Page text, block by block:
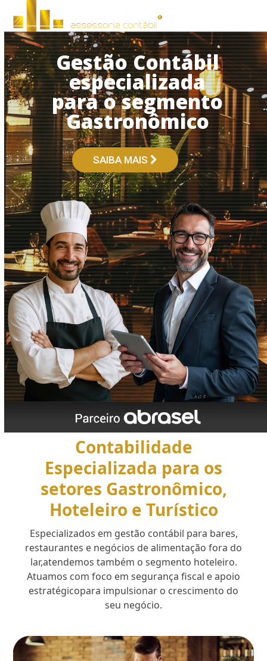
content
Open
mobile
menu
Close
mobile
menu
Gestão Contábil
especializada
para o segmento
Gastronômico
SAIBA MAIS
Contabilidade
Especializada para os
setores Gastronômico,
Hoteleiro e Turístico
Especializados em gestão contábil para bares,
restaurantes e negócios de alimentação fora do
lar,atendemos também o segmento hoteleiro.
Atuamos com foco em segurança fiscal e apoio
estratégicopara impulsionar o crescimento do
seu negócio.